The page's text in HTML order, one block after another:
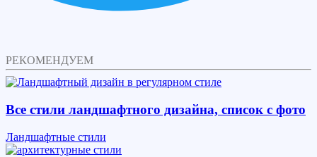
РЕКОМЕНДУЕМ
Все стили ландшафтного дизайна, список с фото
Ландшафтные стили